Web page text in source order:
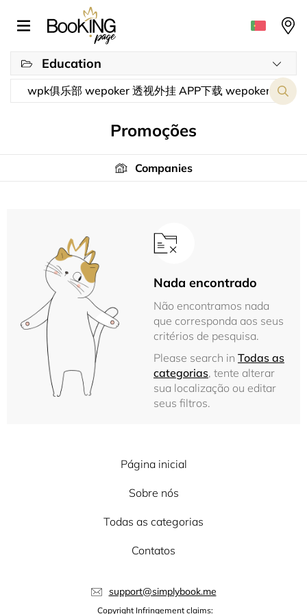
Education
Promoções
Companies
Nada encontrado
Não encontramos nada
que corresponda aos seus
critérios de pesquisa.
Please search in Todas as
categorias, tente alterar
sua localização ou editar
seus filtros.
Página inicial
Sobre nós
Todas as categorias
Contatos
support@simplybook.me
Copyright Infringement claims: